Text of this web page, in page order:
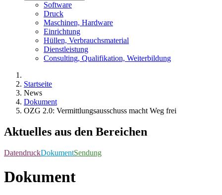
Software
Druck
Maschinen, Hardware
Einrichtung
Hüllen, Verbrauchsmaterial
Dienstleistung
Consulting, Qualifikation, Weiterbildung
Startseite
News
Dokument
OZG 2.0: Vermittlungsausschuss macht Weg frei
Aktuelles aus den Bereichen
DatendruckDokumentSendung
Dokument